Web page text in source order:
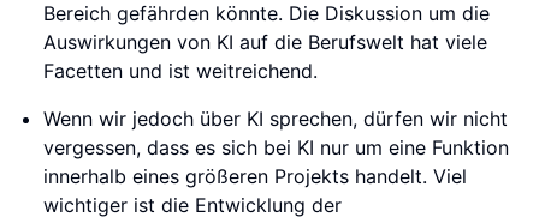
Bereich gefährden könnte. Die Diskussion um die
Auswirkungen von KI auf die Berufswelt hat viele
Facetten und ist weitreichend.
Wenn wir jedoch über KI sprechen, dürfen wir nicht
vergessen, dass es sich bei KI nur um eine Funktion
innerhalb eines größeren Projekts handelt. Viel
wichtiger ist die Entwicklung der